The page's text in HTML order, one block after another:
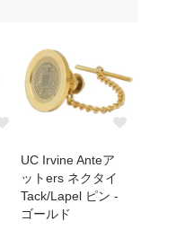
UC Irvine Anteア
ットers ネクタイ
Tack/Lapel ピン -
ゴールド